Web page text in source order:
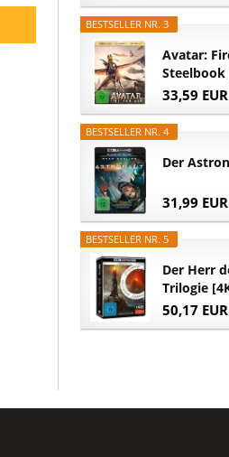
BESTSELLER NR. 3
Avatar:
Steelbook
33,59 EUR
BESTSELLER NR. 4
Der
31,99 EUR
BESTSELLER NR. 5
Der Herr
Trilogie
50,17 EUR